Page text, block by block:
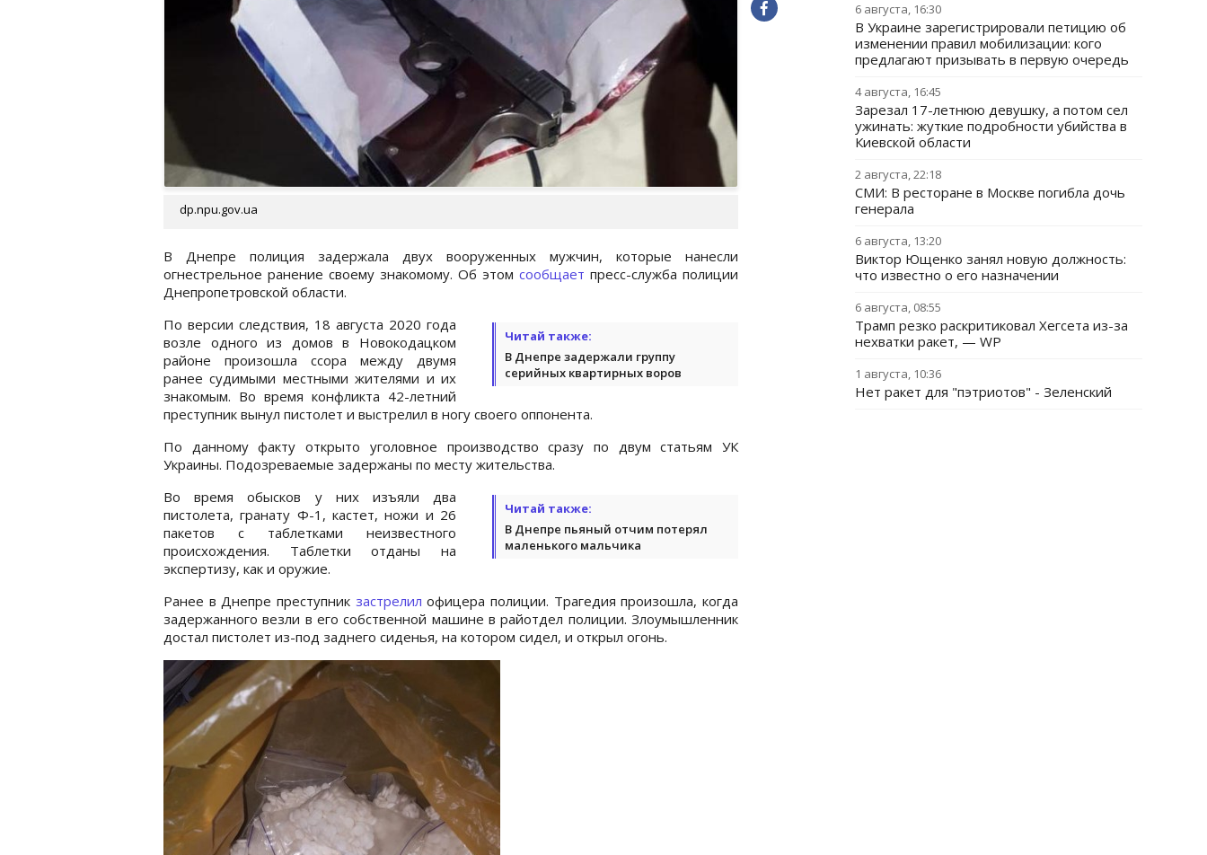
dp.npu.gov.ua
В Днепре полиция задержала двух вооруженных мужчин, которые нанесли
огнестрельное ранение своему знакомому. Об этом сообщает пресс-служба полиции
Днепропетровской области.
Читай также:
В Днепре задержали группу
серийных квартирных воров
По версии следствия, 18 августа 2020 года
возле одного из домов в Новокодацком
районе произошла ссора между двумя
ранее судимыми местными жителями и их
знакомым. Во время конфликта 42-летний
преступник вынул пистолет и выстрелил в ногу своего оппонента.
По данному факту открыто уголовное производство сразу по двум статьям УК
Украины. Подозреваемые задержаны по месту жительства.
Читай также:
В Днепре пьяный отчим потерял
маленького мальчика
Во время обысков у них изъяли два
пистолета, гранату Ф-1, кастет, ножи и 26
пакетов с таблетками неизвестного
происхождения. Таблетки отданы на
экспертизу, как и оружие.
Ранее в Днепре преступник застрелилофицера полиции. Трагедия произошла, когда
задержанного везли в его собственной машине в райотдел полиции. Злоумышленник
достал пистолет из-под заднего сиденья, на котором сидел, и открыл огонь.
6 августа, 16:30
В Украине зарегистрировали петицию об
изменении правил мобилизации: кого
предлагают призывать в первую очередь
4 августа, 16:45
Зарезал 17-летнюю девушку, а потом сел
ужинать: жуткие подробности убийства в
Киевской области
2 августа, 22:18
СМИ: В ресторане в Москве погибла дочь
генерала
6 августа, 13:20
Виктор Ющенко занял новую должность:
что известно о его назначении
6 августа, 08:55
Трамп резко раскритиковал Хегсета из-за
нехватки ракет, — WP
1 августа, 10:36
Нет ракет для "пэтриотов" - Зеленский